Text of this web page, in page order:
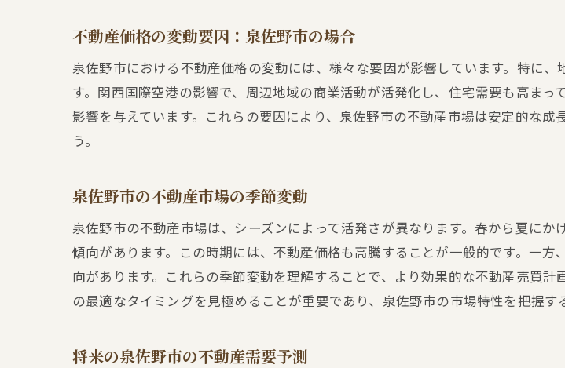
地域特性を活かした泉佐野市の不動
地域の魅力を活かした泉佐野市
泉佐野市の地域文化と不動産市
泉佐野市における環境配慮型不
価格予測から考える泉佐野市の不動
最新データを基にした泉佐野市
不動産価格の変動要因：泉佐野市の場合
泉佐野市における不動産価格の変動には、様々な要因が影響しています。特に
す。関西国際空港の影響で、周辺地域の商業活動が活発化し、住宅需要も高ま
影響を与えています。これらの要因により、泉佐野市の不動産市場は安定的な
う。
泉佐野市の不動産市場の季節変動
泉佐野市の不動産市場は、シーズンによって活発さが異なります。春から夏に
傾向があります。この時期には、不動産価格も高騰することが一般的です。一
向があります。これらの季節変動を理解することで、より効果的な不動産売買
の最適なタイミングを見極めることが重要であり、泉佐野市の市場特性を把握す
将来の泉佐野市の不動産需要予測